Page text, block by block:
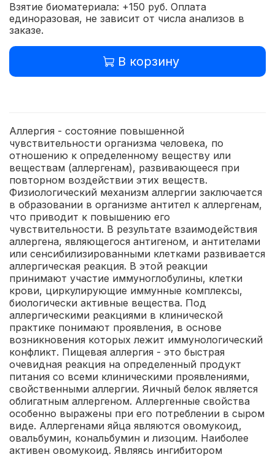
Взятие биоматериала: +150 руб. Оплата
единоразовая, не зависит от числа анализов в
заказе.
В корзину
Аллергия - состояние повышенной
чувствительности организма человека, по
отношению к определенному веществу или
веществам (аллергенам), развивающееся при
повторном воздействии этих веществ.
Физиологический механизм аллергии заключается
в образовании в организме антител к аллергенам,
что приводит к повышению его
чувствительности. В результате взаимодействия
аллергена, являющегося антигеном, и антителами
или сенсибилизированными клетками развивается
аллергическая реакция. В этой реакции
принимают участие иммуноглобулины, клетки
крови, циркулирующие иммунные комплексы,
биологически активные вещества. Под
аллергическими реакциями в клинической
практике понимают проявления, в основе
возникновения которых лежит иммунологический
конфликт. Пищевая аллергия - это быстрая
очевидная реакция на определенный продукт
питания со всеми клиническими проявлениями,
свойственными аллергии. Яичный белок является
облигатным аллергеном. Аллергенные свойства
особенно выражены при его потреблении в сыром
виде. Аллергенами яйца являются овомукоид,
овальбумин, кональбумин и лизоцим. Наиболее
активен овомукоид. Являясь ингибитором